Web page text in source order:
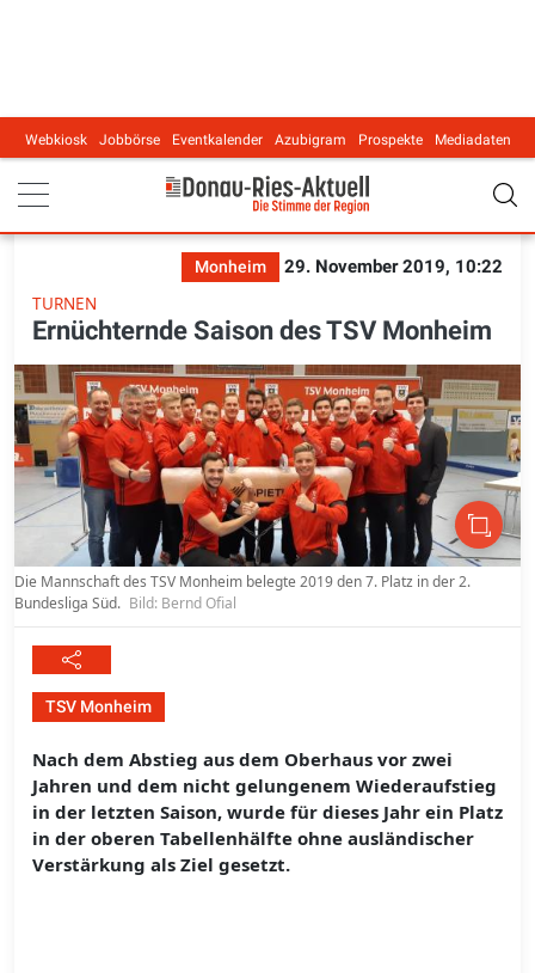
Main navigation
Webkiosk Jobbörse Eventkalender Azubigram Prospekte Mediadaten
Monheim
29. November 2019, 10:22
TURNEN
Ernüchternde Saison des TSV Monheim
Die Mannschaft des TSV Monheim belegte 2019 den 7. Platz in der 2.
Bundesliga Süd. Bild: Bernd Ofial
TSV Monheim
Nach dem Abstieg aus dem Oberhaus vor zwei
Jahren und dem nicht gelungenem Wiederaufstieg
in der letzten Saison, wurde für dieses Jahr ein Platz
in der oberen Tabellenhälfte ohne ausländischer
Verstärkung als Ziel gesetzt.